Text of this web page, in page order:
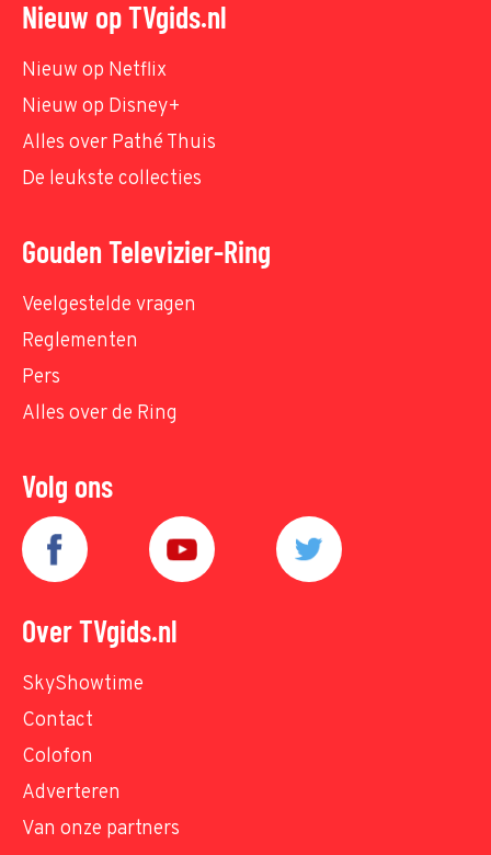
Nieuw op TVgids.nl
Nieuw op Netflix
Nieuw op Disney+
Alles over Pathé Thuis
De leukste collecties
Gouden Televizier-Ring
Veelgestelde vragen
Reglementen
Pers
Alles over de Ring
Volg ons
Over TVgids.nl
SkyShowtime
Contact
Colofon
Adverteren
Van onze partners